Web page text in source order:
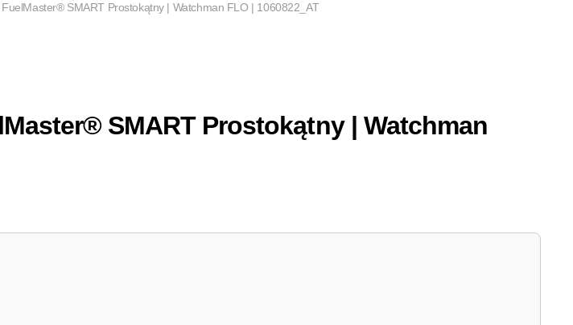
SMART Prostokątny | Watchman FLO | 1060822_AT
SMART Prostokątny | Watchman